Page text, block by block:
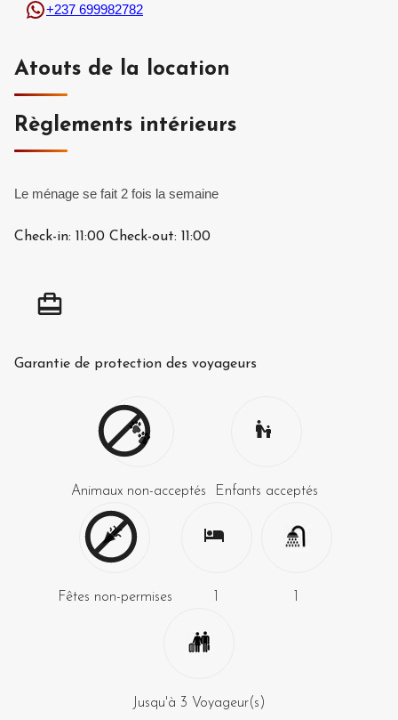
+237 699982782
Atouts de la location
Règlements intérieurs
Le ménage se fait 2 fois la semaine
Check-in: 11:00 Check-out: 11:00
Garantie de protection des voyageurs
Animaux non-acceptés Enfants acceptés
Fêtes non-permises
Jusqu'à 3 Voyageur(s)